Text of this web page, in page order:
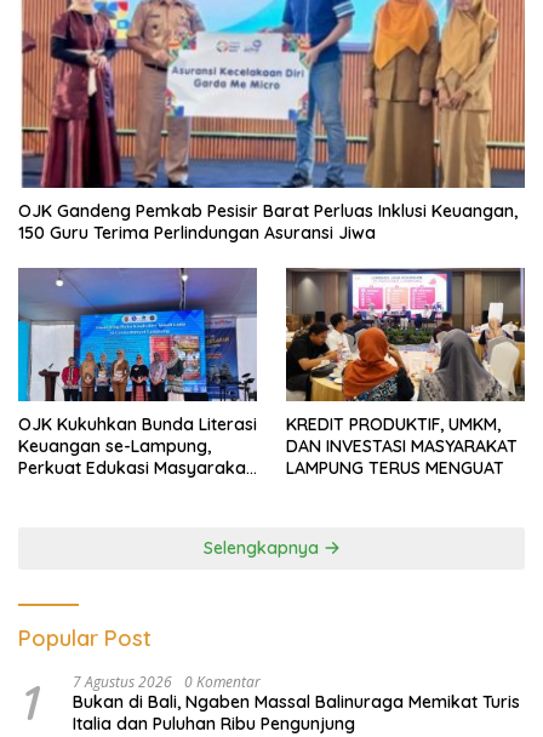
OJK Gandeng Pemkab Pesisir Barat Perluas Inklusi Keuangan,
150 Guru Terima Perlindungan Asuransi Jiwa
OJK Kukuhkan Bunda Literasi
Keuangan se-Lampung,
Perkuat Edukasi Masyarakat
KREDIT PRODUKTIF, UMKM,
DAN INVESTASI MASYARAKAT
LAMPUNG TERUS MENGUAT
Selengkapnya
Popular Post
1 7 Agustus 2026 0 Komentar
Bukan di Bali, Ngaben Massal Balinuraga Memikat Turis
Italia dan Puluhan Ribu Pengunjung